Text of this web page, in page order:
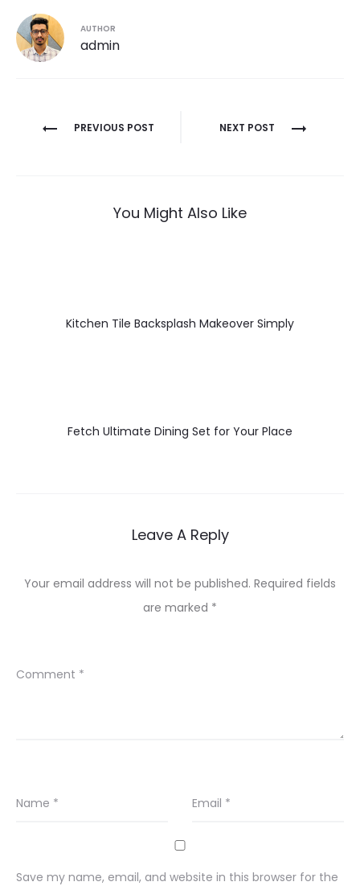
AUTHOR
admin
Post
PREVIOUS POST NEXT POST
You Might Also Like
Kitchen Tile Backsplash Makeover Simply
Fetch Ultimate Dining Set for Your Place
Leave A Reply
Your email address will not be published. Required fields
are marked *
Comment *
Name * Email *
Save my name, email, and website in this browser for the